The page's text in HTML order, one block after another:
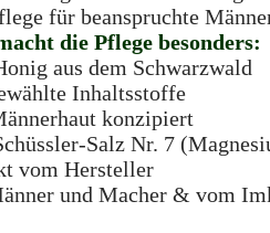
für beanspruchte
die Pflege besonders:
aus dem Schwarzwald
Inhaltsstoffe
konzipiert
Salz Nr. 7
vom Hersteller
und Macher & vom